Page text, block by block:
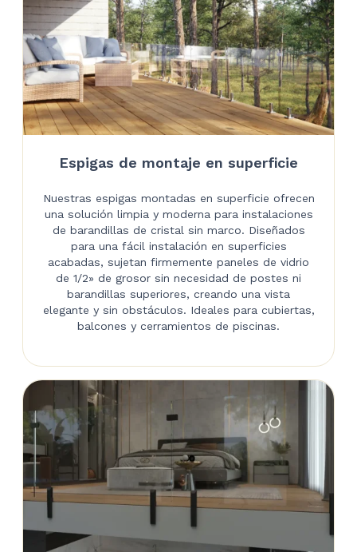
Espigas de montaje en superficie
Nuestras espigas montadas en superficie ofrecen
una solución limpia y moderna para instalaciones
de barandillas de cristal sin marco. Diseñados
para una fácil instalación en superficies
acabadas, sujetan firmemente paneles de vidrio
de 1/2» de grosor sin necesidad de postes ni
barandillas superiores, creando una vista
elegante y sin obstáculos. Ideales para cubiertas,
balcones y cerramientos de piscinas.